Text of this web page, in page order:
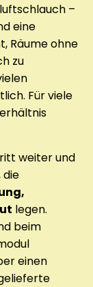
–
eine
Räume ohne
zu
Für viele
weiter und
die
legen.
beim
einen